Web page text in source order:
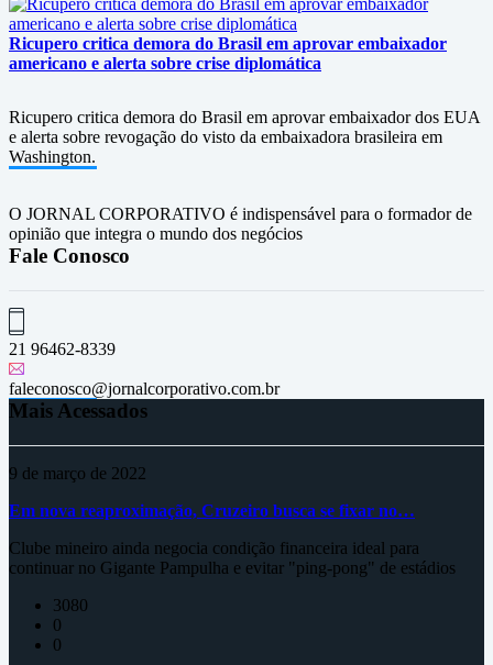
Ricupero critica demora do Brasil em aprovar embaixador
americano e alerta sobre crise diplomática
Ricupero critica demora do Brasil em aprovar embaixador dos EUA
e alerta sobre revogação do visto da embaixadora brasileira em
Washington.
O JORNAL CORPORATIVO é indispensável para o formador de
opinião que integra o mundo dos negócios
Fale Conosco
21 96462-8339
faleconosco@jornalcorporativo.com.br
Mais Acessados
9 de março de 2022
Em nova reaproximação, Cruzeiro busca se fixar no…
Clube mineiro ainda negocia condição financeira ideal para
continuar no Gigante Pampulha e evitar "ping-pong" de estádios
3080
0
0